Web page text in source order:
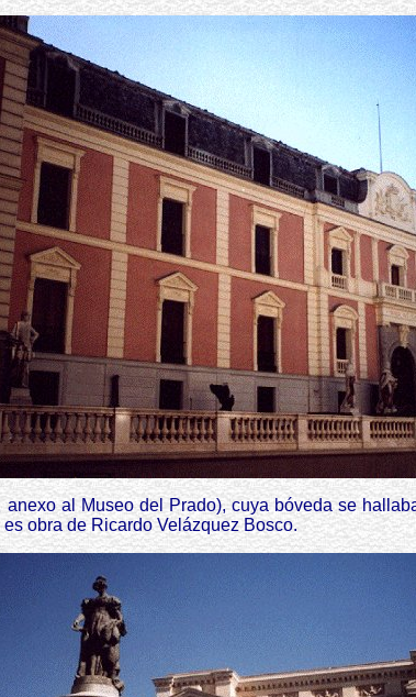
al Museo del Prado), cuya bóveda se
obra de Ricardo Velázquez Bosco.